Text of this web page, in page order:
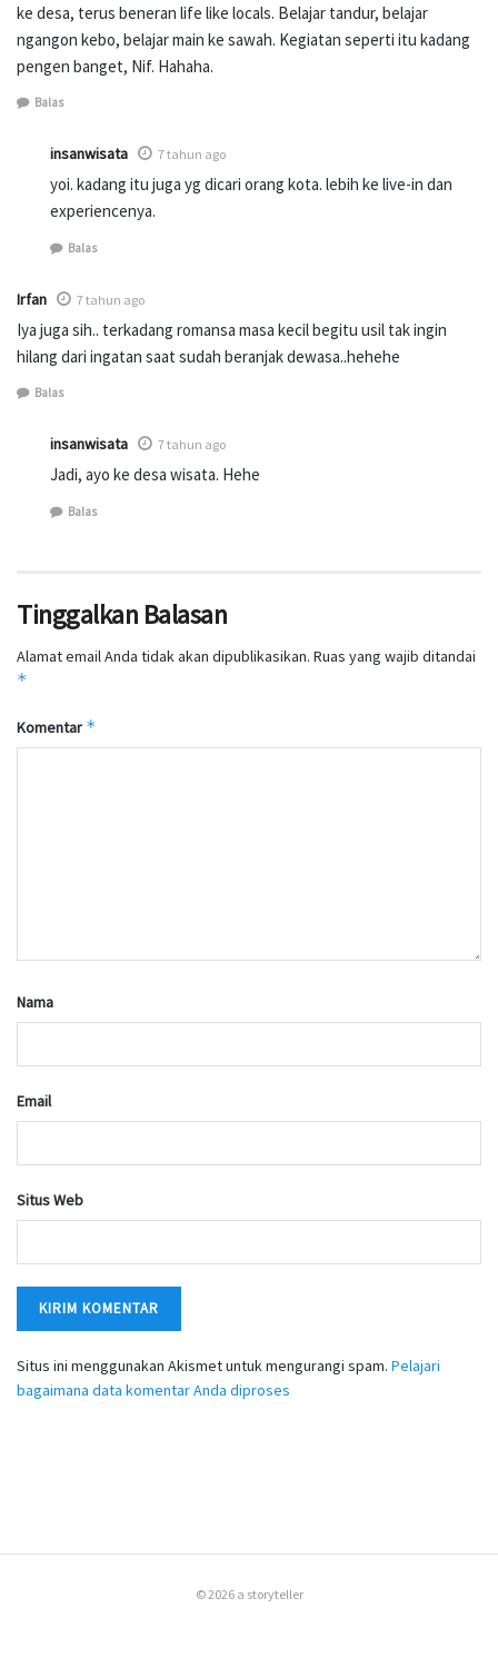
ke desa, terus beneran life like locals. Belajar tandur, belajar
ngangon kebo, belajar main ke sawah. Kegiatan seperti itu kadang
pengen banget, Nif. Hahaha.
Balas
insanwisata 7 tahun ago
yoi. kadang itu juga yg dicari orang kota. lebih ke live-in dan
experiencenya.
Balas
Irfan 7 tahun ago
Iya juga sih.. terkadang romansa masa kecil begitu usil tak ingin
hilang dari ingatan saat sudah beranjak dewasa..hehehe
Balas
insanwisata 7 tahun ago
Jadi, ayo ke desa wisata. Hehe
Balas
Tinggalkan Balasan
Alamat email Anda tidak akan dipublikasikan. Ruas yang wajib ditandai
*
Komentar*
Nama
Email
Situs Web
Situs ini menggunakan Akismet untuk mengurangi spam. Pelajari
bagaimana data komentar Anda diproses
© 2026 a storyteller